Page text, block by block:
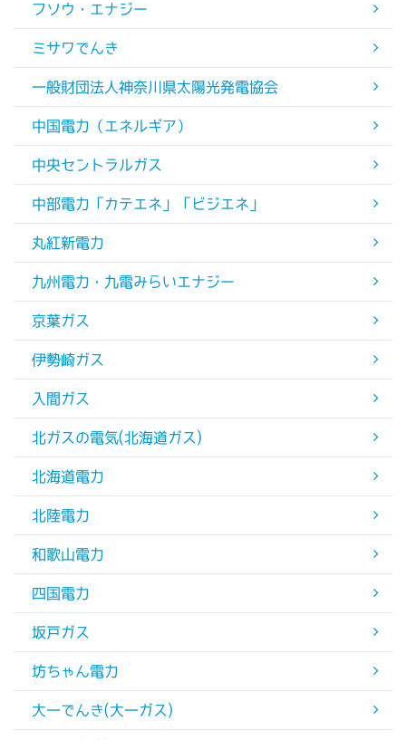
フソウ・エナジー
ミサワでんき
一般財団法人神奈川県太陽光発電協会
中国電力（エネルギア）
中央セントラルガス
中部電力「カテエネ」「ビジエネ」
丸紅新電力
九州電力・九電みらいエナジー
京葉ガス
伊勢崎ガス
入間ガス
北ガスの電気(北海道ガス)
北海道電力
北陸電力
和歌山電力
四国電力
坂戸ガス
坊ちゃん電力
大一でんき(大一ガス)